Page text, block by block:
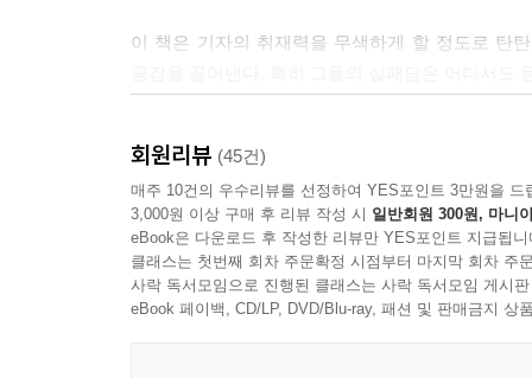
자신의 것으로 만들기 위해서 피나는 노력으로 벤
즐기는 스타일이다. 종목 선정의 중요성을 매우
7. 끊임없는 트렌드 팔로워 - 이상기 / 월가호랑이
실전투자대회 2회 입상과 1회의 준우승 기록을
주식은 ‘예측과 대응’의 영역이므로 시장에 민감
이 책은 기자의 취재력을 무색하게 할 정도로 탄
이분들에게 기법에 대한 힌트를 배울 수도 있겠
좋겠다. 다양한 사례 속에서 자신만의 길을 생각
- 천영록 (두물머리 대표이사, 『부의 확장』 저자)
세상에 수많은 직업이 있는 것처럼 투자에도 다
접하며 자신에게 맞는 스타일을 찾는 것이 좋다.
회원리뷰 (45건)
매주 10건의 우수리뷰를 선정하여 YES포인트 3만원을 드
3,000원 이상 구매 후 리뷰 작성 시 일반회원 300원, 마니
eBook은 다운로드 후 작성한 리뷰만 YES포인트 지급됩니
클래스는 첫번째 회차 주문확정 시점부터 마지막 회차 주
사락 독서모임으로 진행된 클래스는 사락 독서모임 게시
eBook 페이백, CD/LP, DVD/Blu-ray, 패션 및 판매금지 상